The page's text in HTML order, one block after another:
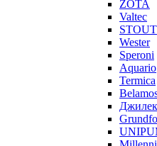
ZOTA
Valtec
STOUT
Wester
Speroni
Aquario
Termica